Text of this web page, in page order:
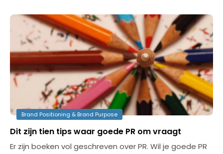
Brand Positioning & Brand Purpose
Dit zijn tien tips waar goede PR om vraagt
Er zijn boeken vol geschreven over PR. Wil je goede PR